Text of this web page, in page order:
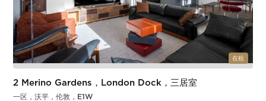
在租
2 Merino Gardens，London Dock，三居室
一区，沃平，伦敦，E1W